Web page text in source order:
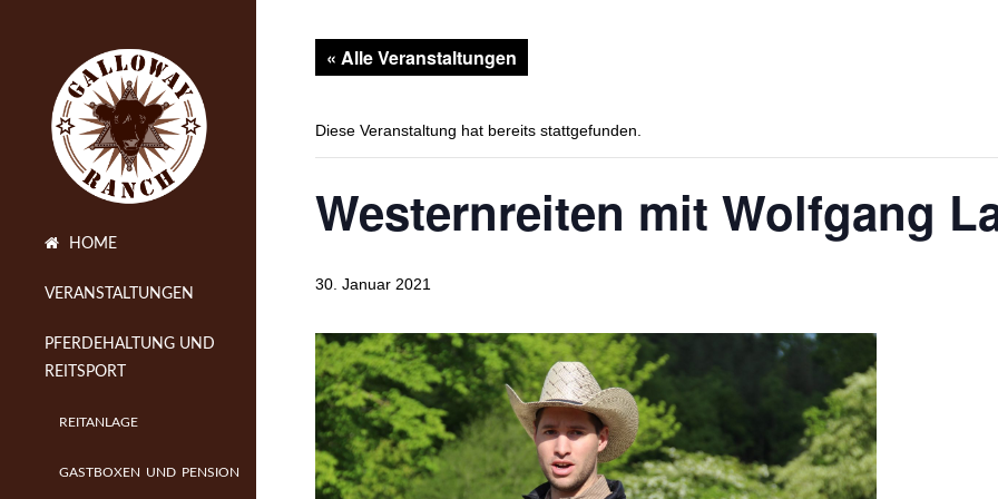
HOME
VERANSTALTUNGEN
PFERDEHALTUNG UND
REITSPORT
REITANLAGE
GASTBOXEN UND PENSION
« Alle Veranstaltungen
Diese Veranstaltung hat bereits stattgefunden.
Westernreiten mit Wolfgang
30. Januar 2021